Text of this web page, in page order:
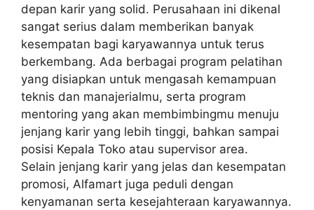
depan karir yang solid. Perusahaan ini dikenal
sangat serius dalam memberikan banyak
kesempatan bagi karyawannya untuk terus
berkembang. Ada berbagai program pelatihan
yang disiapkan untuk mengasah kemampuan
teknis dan manajerialmu, serta program
mentoring yang akan membimbingmu menuju
jenjang karir yang lebih tinggi, bahkan sampai
posisi Kepala Toko atau supervisor area.
Selain jenjang karir yang jelas dan kesempatan
promosi, Alfamart juga peduli dengan
kenyamanan serta kesejahteraan karyawannya.